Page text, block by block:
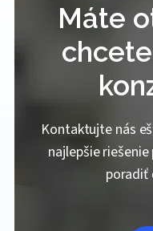
Máte
Kontaktujte nás
najlepšie
poradiť